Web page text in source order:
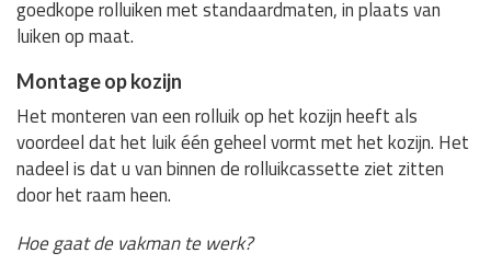
goedkope rolluiken met standaardmaten, in plaats van
luiken op maat.
Montage op kozijn
Het monteren van een rolluik op het kozijn heeft als
voordeel dat het luik één geheel vormt met het kozijn. Het
nadeel is dat u van binnen de rolluikcassette ziet zitten
door het raam heen.
Hoe gaat de vakman te werk?